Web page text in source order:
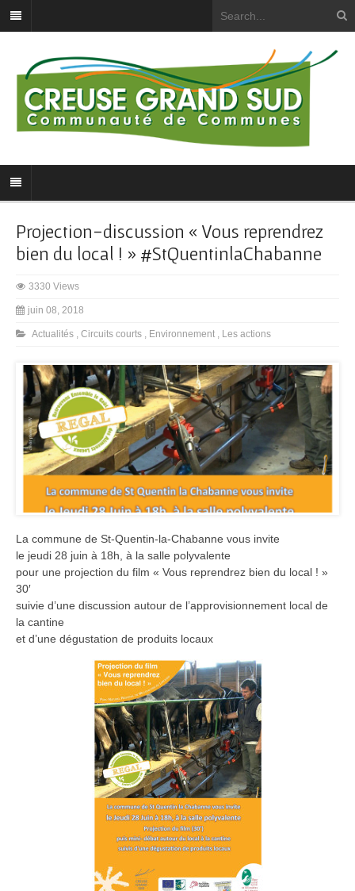
Projection-discussion « Vous reprendrez
bien du local ! » #StQuentinlaChabanne
3330 Views
juin 08, 2018
Actualités , Circuits courts , Environnement , Les actions
La commune de St-Quentin-la-Chabanne vous invite
le jeudi 28 juin à 18h, à la salle polyvalente
pour une projection du film « Vous reprendrez bien du local ! »
30′
suivie d’une discussion autour de l’approvisionnement local de
la cantine
et d’une dégustation de produits locaux